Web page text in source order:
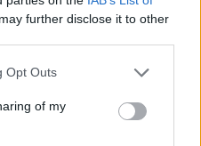
further disclose it to other
Opt Outs
of mysadarbībā ar
individuālo mācību plānu